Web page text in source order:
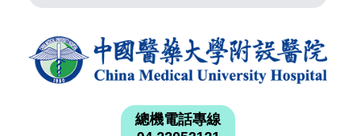
總機電話專線